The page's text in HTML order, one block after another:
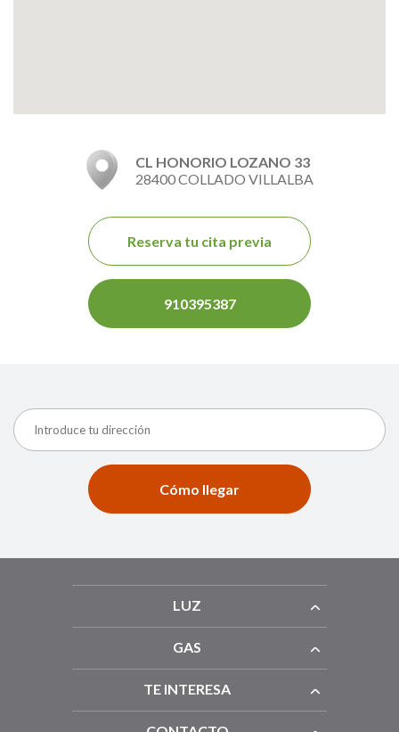
CL HONORIO LOZANO 33
28400 COLLADO VILLALBA
Reserva tu cita previa
910395387
Cómo llegar
LUZ
GAS
TE INTERESA